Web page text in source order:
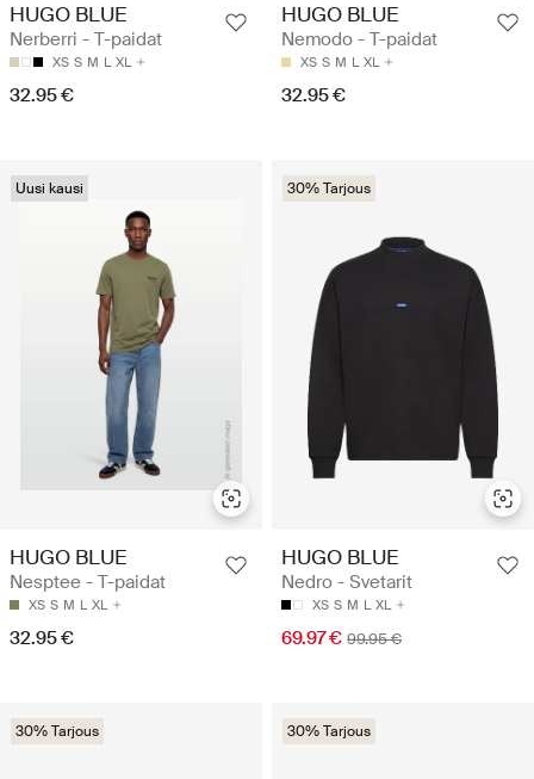
HUGO BLUE
Nerberri - T-paidat
XS S M L XL
32.95 €
HUGO BLUE
Nemodo - T-paidat
XS S M L XL
32.95 €
Uusi kausi
HUGO BLUE
Nesptee - T-paidat
XS S M L XL
32.95 €
30% Tarjous
HUGO BLUE
Nedro - Svetarit
XS S M L XL
69.97 € 99.95 €
30% Tarjous 30% Tarjous